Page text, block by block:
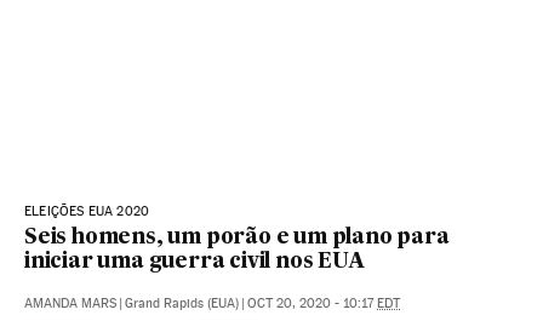
ELEIÇÕES EUA 2020
Seis homens, um porão e um plano para
iniciar uma guerra civil nos EUA
AMANDA MARS | Grand Rapids (EUA) | OCT 20, 2020 - 10:17EDT